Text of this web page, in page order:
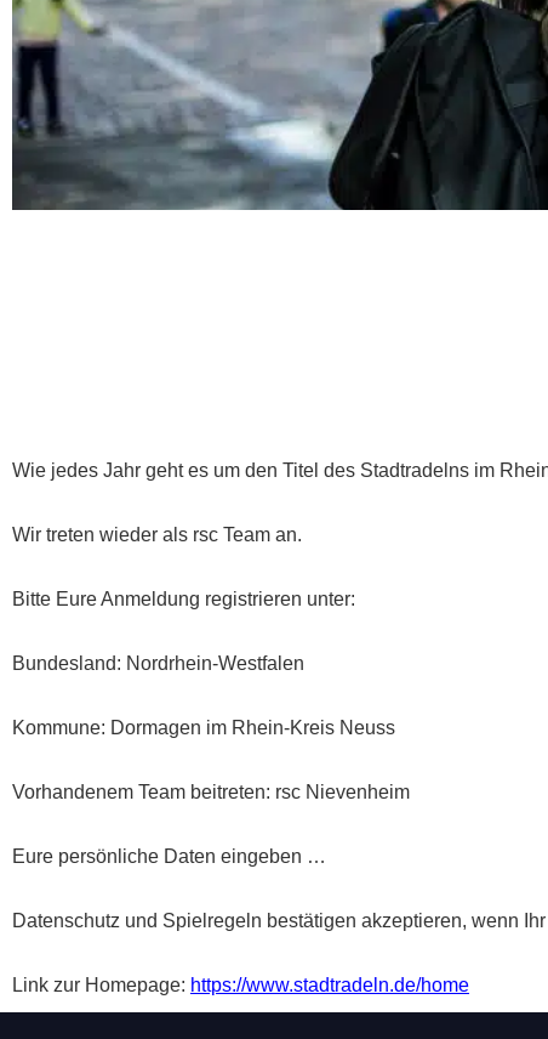
Wie jedes Jahr geht es um den Titel des Stadtradelns im
Wir treten wieder als rsc Team an.
Bitte Eure Anmeldung registrieren unter:
Bundesland: Nordrhein-Westfalen
Kommune: Dormagen im Rhein-Kreis Neuss
Vorhandenem Team beitreten: rsc Nievenheim
Eure persönliche Daten eingeben …
Datenschutz und Spielregeln bestätigen akzeptieren, wenn
Link zur Homepage: https://www.stadtradeln.de/home